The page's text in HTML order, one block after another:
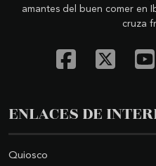
amantes del buen comer en
cruza
ENLACES DE
Quiosco